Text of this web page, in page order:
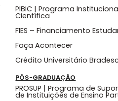
PIBIC | Programa
Científica
FIES – Financiamento
Faça Acontecer
Crédito Universitário
PÓS-GRADUAÇÃO
PROSUP | Programa de
de Instituições de Ensino